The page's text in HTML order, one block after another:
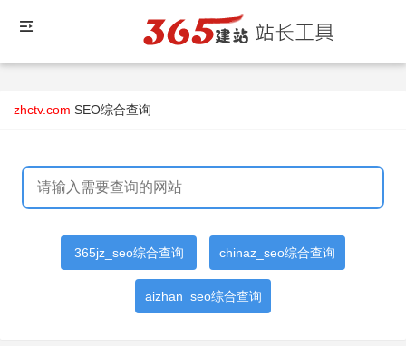
zhctv.com SEO综合查询
365jz_seo综合查询 chinaz_seo综合查询
aizhan_seo综合查询